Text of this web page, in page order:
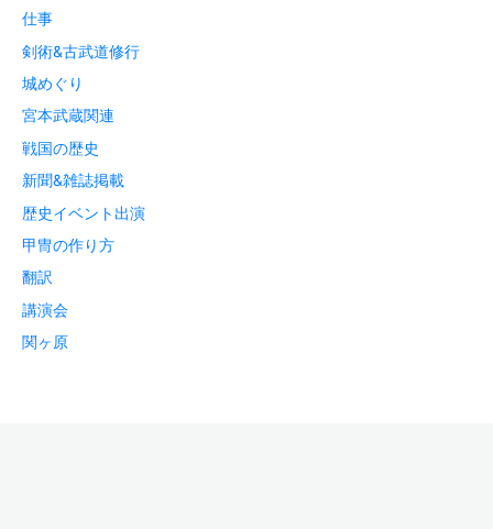
仕事
剣術&古武道修行
城めぐり
宮本武蔵関連
戦国の歴史
新聞&雑誌掲載
歴史イベント出演
甲冑の作り方
翻訳
講演会
関ヶ原